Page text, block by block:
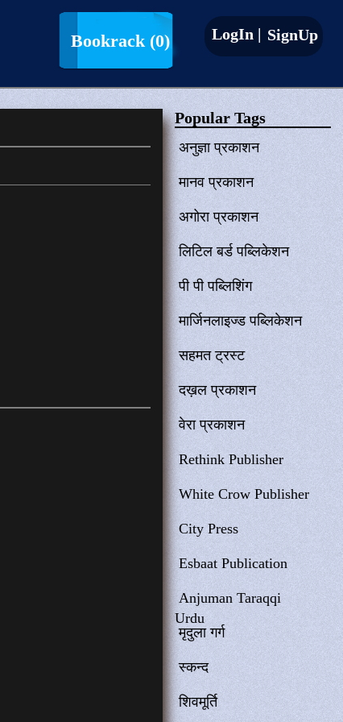
Bookrack (0) LogIn | SignUp
Popular Tags
अनुज्ञा प्रकाशन
मानव प्रकाशन
अगोरा प्रकाशन
लिटिल बर्ड पब्लिकेशन
पी पी पब्लिशिंग
मार्जिनलाइज्ड पब्लिकेशन
सहमत ट्रस्ट
दख़ल प्रकाशन
वेरा प्रकाशन
Rethink Publisher
White Crow Publisher
City Press
Esbaat Publication
Anjuman Taraqqi
Urdu
मृदुला गर्ग
स्कन्द
शिवमूर्ति